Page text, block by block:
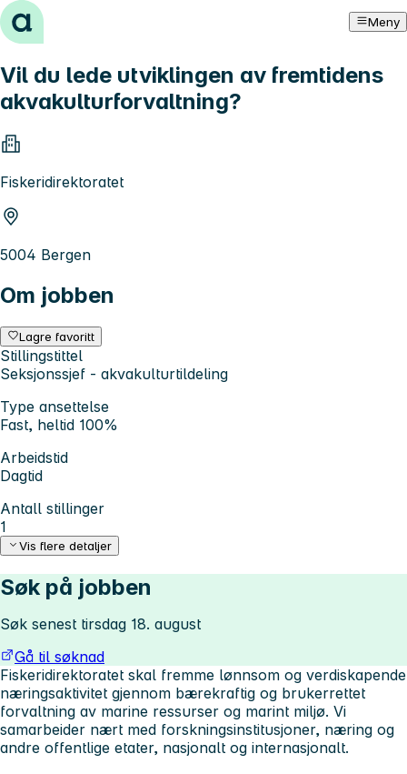
Hopp til innhold Meny
Vil du lede utviklingen av fremtidens
akvakulturforvaltning?
Fiskeridirektoratet
5004 Bergen
Om jobben
Lagre favoritt
Stillingstittel
Seksjonssjef - akvakulturtildeling
Type ansettelse
Fast, heltid 100%
Arbeidstid
Dagtid
Antall stillinger
1
Vis flere detaljer
Søk på jobben
Søk senest tirsdag 18. august
Gå til søknad
Fiskeridirektoratet skal fremme lønnsom og verdiskapende
næringsaktivitet gjennom bærekraftig og brukerrettet
forvaltning av marine ressurser og marint miljø. Vi
samarbeider nært med forskningsinstitusjoner, næring og
andre offentlige etater, nasjonalt og internasjonalt.